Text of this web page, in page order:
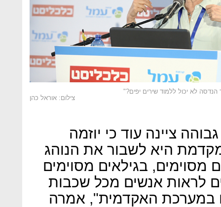
הנדסה לא יכול ללמוד שירים יפים?"
צילום: אוראל כהן
ציינה עוד כי יוזמה
היא לשבור את הנוהג
מסוימים, בגילאים מסוימים
לראות אנשים מכל שכבות
במערכת האקדמית", אמרה